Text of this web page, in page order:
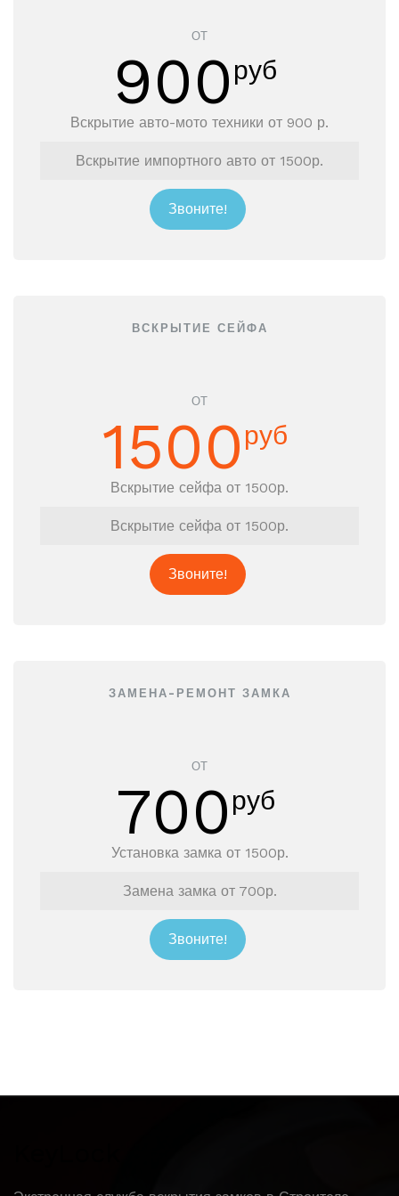
ОТ
900 руб
Вскрытие авто-мото техники от 900 р.
Вскрытие импортного авто от 1500р.
Звоните!
ВСКРЫТИЕ СЕЙФА
ОТ
1500 руб
Вскрытие сейфа от 1500р.
Вскрытие сейфа от 1500р.
Звоните!
ЗАМЕНА-РЕМОНТ ЗАМКА
ОТ
700 руб
Установка замка от 1500р.
Замена замка от 700р.
Звоните!